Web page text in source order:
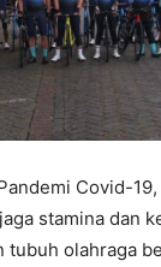
Covid-
stamina dan
tubuh olahraga